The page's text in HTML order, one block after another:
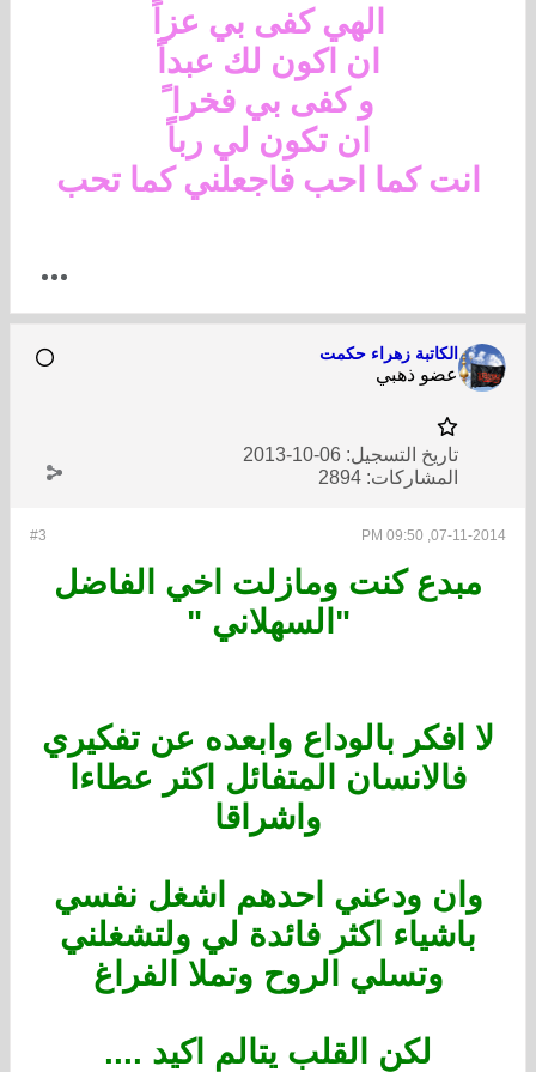
الهي كفى بي عزاً
ان اكون لك عبداً
و كفى بي فخرا ً
ان تكون لي رباً
انت كما احب فاجعلني كما تحب
الكاتبة زهراء حكمت
عضو ذهبي
تاريخ التسجيل: 06-10-2013
المشاركات: 2894
#3 07-11-2014, 09:50 PM
مبدع كنت ومازلت اخي الفاضل
"السهلاني "
لا افكر بالوداع وابعده عن تفكيري
فالانسان المتفائل اكثر عطاءا
واشراقا
وان ودعني احدهم اشغل نفسي
باشياء اكثر فائدة لي ولتشغلني
وتسلي الروح وتملا الفراغ
لكن القلب يتالم اكيد ....